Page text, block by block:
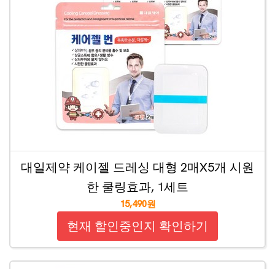
대일제약 케이젤 드레싱 대형 2매X5개 시원
한 쿨링효과, 1세트
15,490원
현재 할인중인지 확인하기